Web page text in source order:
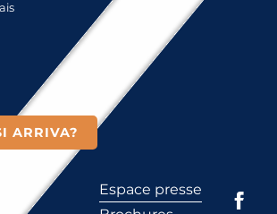
ARRIVA?
Espace presse